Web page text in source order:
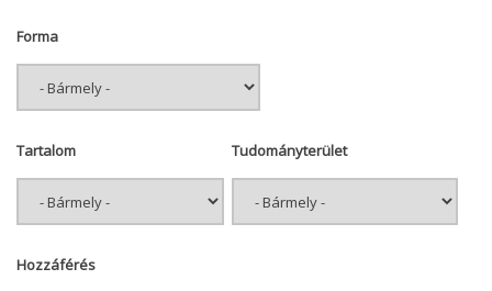
Forma
Tartalom Tudományterület
Hozzáférés